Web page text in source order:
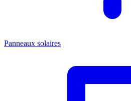
Panneaux solaires